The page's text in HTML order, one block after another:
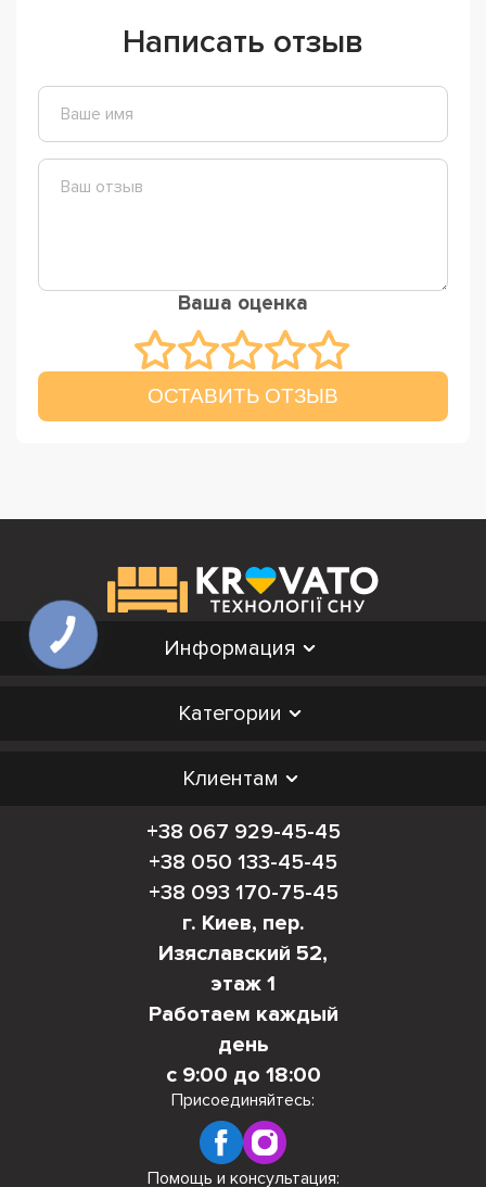
Написать отзыв
Ваша оценка
ОСТАВИТЬ ОТЗЫВ
Информация
Категории
Клиентам
+38 067 929-45-45
+38 050 133-45-45
+38 093 170-75-45
г. Киев, пер.
Изяславский 52,
этаж 1
Работаем каждый
день
с 9:00 до 18:00
Присоединяйтесь:
Помощь и консультация: